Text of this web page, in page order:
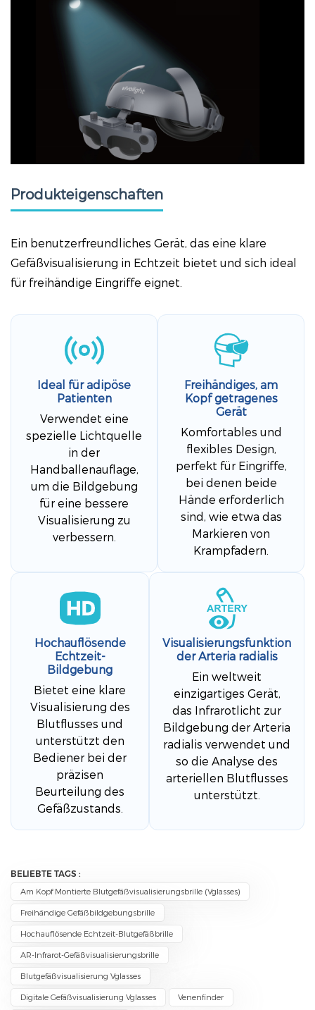
Produkteigenschaften
Ein benutzerfreundliches Gerät, das eine klare
Gefäßvisualisierung in Echtzeit bietet und sich ideal
für freihändige Eingriffe eignet.
Ideal für adipöse
Patienten
Verwendet eine
spezielle Lichtquelle
in der
Handballenauflage,
um die Bildgebung
für eine bessere
Visualisierung zu
verbessern.
Freihändiges, am
Kopf getragenes
Gerät
Komfortables und
flexibles Design,
perfekt für Eingriffe,
bei denen beide
Hände erforderlich
sind, wie etwa das
Markieren von
Krampfadern.
Hochauflösende
Echtzeit-
Bildgebung
Bietet eine klare
Visualisierung des
Blutflusses und
unterstützt den
Bediener bei der
präzisen
Beurteilung des
Gefäßzustands.
Visualisierungsfunktion
der Arteria radialis
Ein weltweit
einzigartiges Gerät,
das Infrarotlicht zur
Bildgebung der Arteria
radialis verwendet und
so die Analyse des
arteriellen Blutflusses
unterstützt.
BELIEBTE TAGS :
Am Kopf Montierte Blutgefäßvisualisierungsbrille (Vglasses)
Freihändige Gefäßbildgebungsbrille
Hochauflösende Echtzeit-Blutgefäßbrille
AR-Infrarot-Gefäßvisualisierungsbrille
Blutgefäßvisualisierung Vglasses
Digitale Gefäßvisualisierung Vglasses Venenfinder